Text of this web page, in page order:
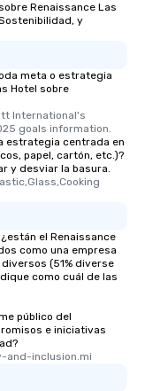
Renaissance Las
y
meta o estrategia
Hotel sobre
International's
goals information.
estrategia centrada en
papel, cartón, etc.)?
y desviar la basura.
el Renaissance
como una empresa
(51% diverse
como cuál de las
público del
e iniciativas
inclusion.mi